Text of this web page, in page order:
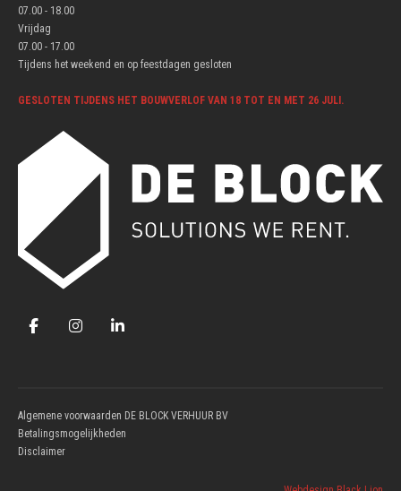
07.00 - 18.00
Vrijdag
07.00 - 17.00
Tijdens het weekend en op feestdagen gesloten
GESLOTEN TIJDENS HET BOUWVERLOF VAN 18 TOT EN MET 26 JULI.
Algemene voorwaarden DE BLOCK VERHUUR BV
Betalingsmogelijkheden
Disclaimer